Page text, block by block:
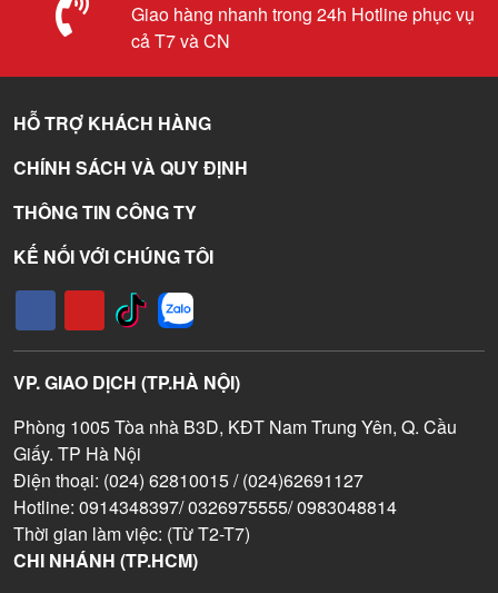
Giao hàng nhanh trong 24h Hotline phục vụ
cả T7 và CN
HỖ TRỢ KHÁCH HÀNG
CHÍNH SÁCH VÀ QUY ĐỊNH
THÔNG TIN CÔNG TY
KẾ NỐI VỚI CHÚNG TÔI
VP. GIAO DỊCH (TP.HÀ NỘI)
Phòng 1005 Tòa nhà B3D, KĐT Nam Trung Yên, Q. Cầu
Giấy. TP Hà Nội
Điện thoại: (024) 62810015 / (024)62691127
Hotline: 0914348397/ 0326975555/ 0983048814
Thời gian làm việc: (Từ T2-T7)
CHI NHÁNH (TP.HCM)